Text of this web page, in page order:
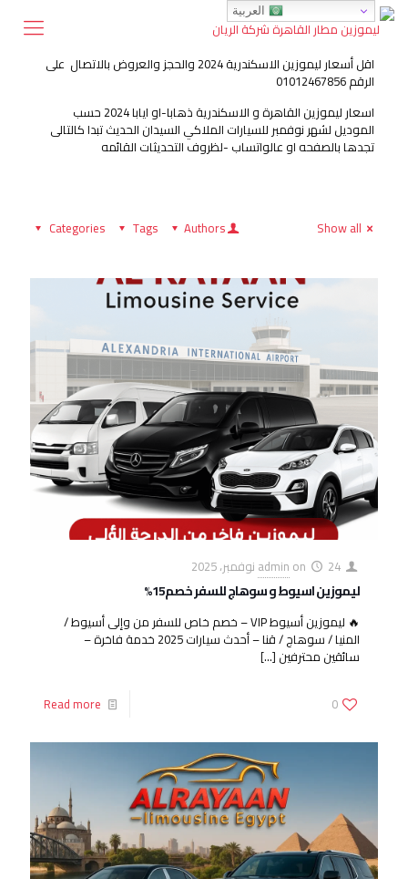
اقل أسعار ليموزين الاسكندرية 2024 والحجز والعروض بالاتصال على
الرقم 01012467856
اسعار ليموزين القاهرة و الاسكندرية ذهابا-او ايابا 2024 حسب
الموديل لشهر نوفمبر للسيارات الملاكي السيدان الحديث تبدا كالتالى
تجدها بالصفحه او عالواتساب -لظروف التحديثات القائمه
Categories Tags Authors Show all
admin on 24 نوفمبر، 2025
ليموزين اسيوط و سوهاج للسفر خصم15%
🔥 ليموزين أسيوط VIP – خصم خاص للسفر من وإلى أسيوط /
المنيا / سوهاج / قنا – أحدث سيارات 2025 خدمة فاخرة –
سائقين محترفين […]
0
Read more
العربية